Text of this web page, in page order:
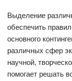
Выделение
обеспечить
основного
различных сфер
научной,
помогает решать